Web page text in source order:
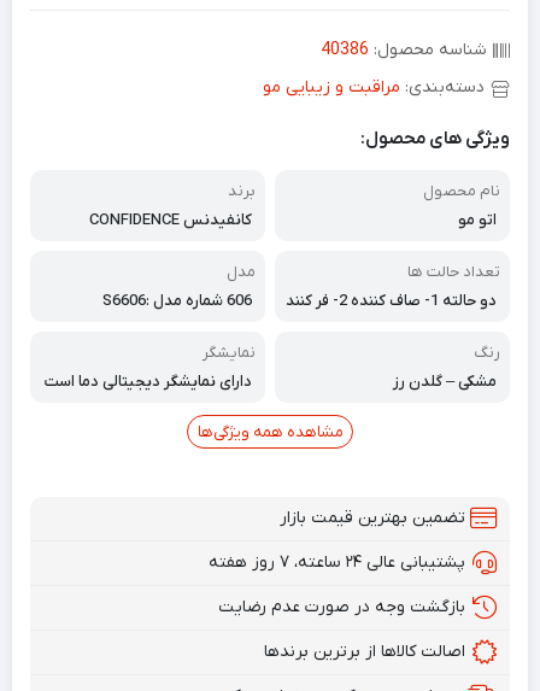
شناسه محصول: 40386
دسته‌بندی: مراقبت و زیبایی مو
ویژگی های محصول:
نام محصول
اتو مو
برند
کانفیدنس CONFIDENCE
تعداد حالت ها
دو حالته 1- صاف کننده 2- فر کنند
مدل
606 شماره مدل :S6606
رنگ
مشکی – گلدن رز
نمایشگر
دارای نمایشگر دیجیتالی دما است
مشاهده همه ویژگی‌ها
تضمین بهترین قیمت بازار
پشتیبانی عالی ۲۴ ساعته، ۷ روز هفته
بازگشت وجه در صورت عدم رضایت
اصالت کالاها از برترین برندها